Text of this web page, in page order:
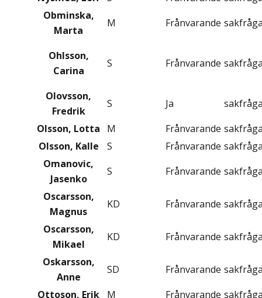
Obminska,
Marta
M Frånvarande
Ohlsson,
Carina
S Frånvarande
Olovsson,
Fredrik
S Ja
Olsson, Lotta
M Frånvarande
Olsson, Kalle
S Frånvarande
Omanovic,
Jasenko
S Frånvarande
Oscarsson,
Magnus
KD Frånvarande
Oscarsson,
Mikael
KD Frånvarande
Oskarsson,
Anne
SD Frånvarande
Ottoson, Erik
M Frånvarande